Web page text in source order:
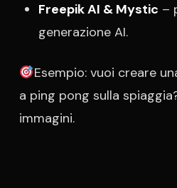
Freepik AI & Mystic –
generazione AI.
Esempio: vuoi creare
a ping pong sulla
immagini.